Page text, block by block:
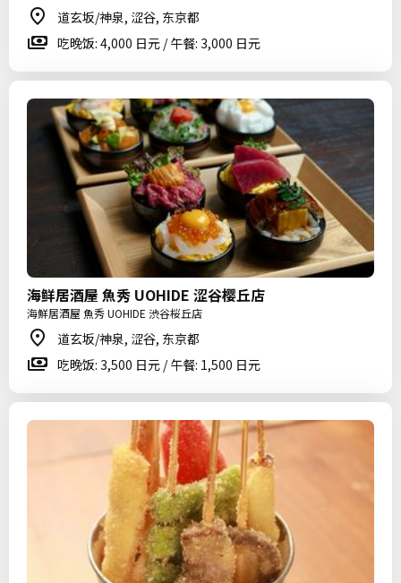
道玄坂/神泉, 涩谷, 东京都
吃晚饭: 4,000 日元 / 午餐: 3,000 日元
海鲜居酒屋 魚秀 UOHIDE 涩谷樱丘店
海鮮居酒屋 魚秀 UOHIDE 渋谷桜丘店
道玄坂/神泉, 涩谷, 东京都
吃晚饭: 3,500 日元 / 午餐: 1,500 日元